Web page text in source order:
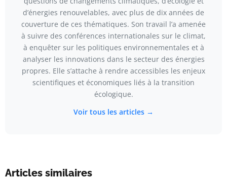
d’énergies renouvelables, avec plus de dix années de
couverture de ces thématiques. Son travail l’a amenée
à suivre des conférences internationales sur le climat,
à enquêter sur les politiques environnementales et à
analyser les innovations dans le secteur des énergies
propres. Elle s’attache à rendre accessibles les enjeux
scientifiques et économiques liés à la transition
écologique.
Voir tous les articles →
Articles similaires